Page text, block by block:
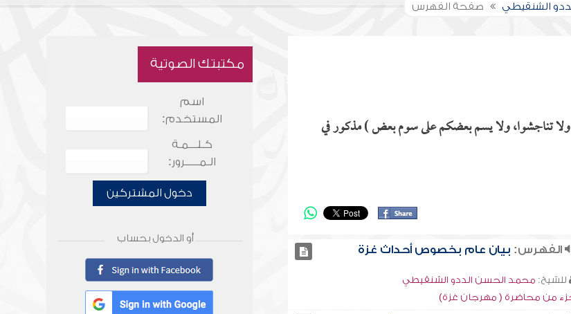
الشنقيطي صفحة الفهرس
ولا تناجشوا، ولا يسم بعضكم على سوم بعض ) مذكور في
الفهرس: بيان عام بخصوص أحداث غزة
للشيخ: محمد الحسن الددو الشنقيطي
من محاضرة ( مهرجان غزة)
مكتبتك الصوتية
اسم
المستخدم:
كـلـــمـة
الـمـــــرور:
دخول المشتركين
أو الدخول بحساب